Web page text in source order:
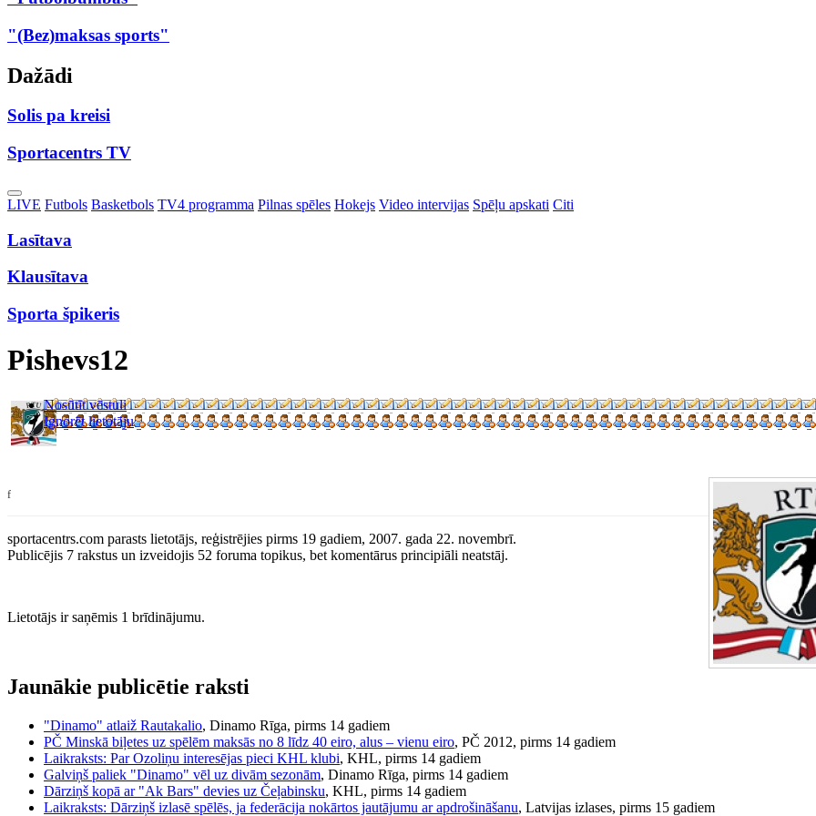
"(Bez)maksas sports"
Dažādi
Solis pa kreisi
Sportacentrs TV
Toggle
Dropdown
LIVE Futbols Basketbols TV4 programma Pilnas spēles Hokejs Video intervijas Spēļu apskati Citi
Lasītava
Klausītava
Sporta špikeris
Pishevs12
Nosūtīt vēstuli
Ignorēt lietotāju
f
sportacentrs.com parasts lietotājs, reģistrējies pirms 19 gadiem, 2007. gada 22. novembrī.
Publicējis 7 rakstus un izveidojis 52 foruma topikus, bet komentārus principiāli neatstāj.
Lietotājs ir saņēmis 1 brīdinājumu.
Jaunākie publicētie raksti
"Dinamo" atlaiž Rautakalio, Dinamo Rīga, pirms 14 gadiem
PČ Minskā biļetes uz spēlēm maksās no 8 līdz 40 eiro, alus – vienu eiro, PČ 2012, pirms 14 gadiem
Laikraksts: Par Ozoliņu interesējas pieci KHL klubi, KHL, pirms 14 gadiem
Galviņš paliek "Dinamo" vēl uz divām sezonām, Dinamo Rīga, pirms 14 gadiem
Dārziņš kopā ar "Ak Bars" devies uz Čeļabinsku, KHL, pirms 14 gadiem
Laikraksts: Dārziņš izlasē spēlēs, ja federācija nokārtos jautājumu ar apdrošināšanu, Latvijas izlases, pirms 15 gadiem